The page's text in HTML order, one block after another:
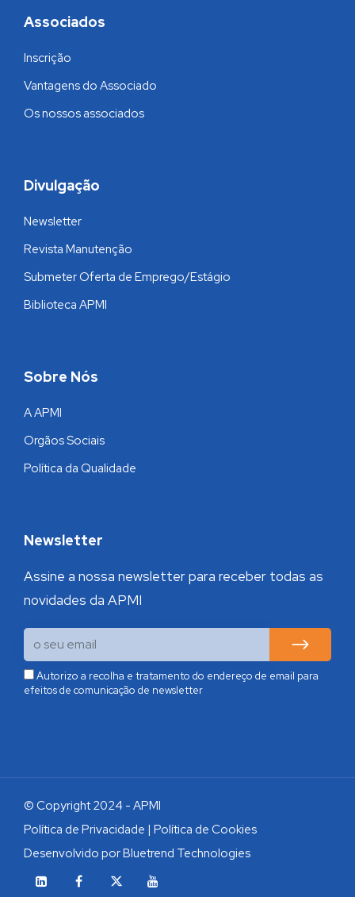
Associados
Inscrição
Vantagens do Associado
Os nossos associados
Divulgação
Newsletter
Revista Manutenção
Submeter Oferta de Emprego/Estágio
Biblioteca APMI
Sobre Nós
A APMI
Orgãos Sociais
Política da Qualidade
Newsletter
Assine a nossa newsletter para receber todas as
novidades da APMI
Autorizo a recolha e tratamento do endereço de email para
efeitos de comunicação de newsletter
© Copyright 2024 - APMI
Política de Privacidade | Política de Cookies
Desenvolvido porBluetrend Technologies